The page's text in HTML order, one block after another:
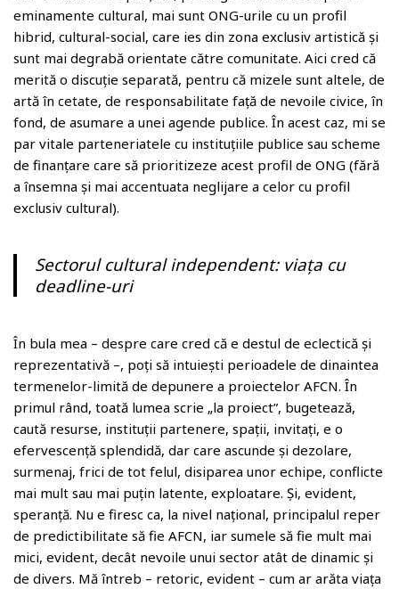
eminamente cultural, mai sunt ONG-urile cu un profil
hibrid, cultural-social, care ies din zona exclusiv artistică și
sunt mai degrabă orientate către comunitate. Aici cred că
merită o discuție separată, pentru că mizele sunt altele, de
artă în cetate, de responsabilitate față de nevoile civice, în
fond, de asumare a unei agende publice. În acest caz, mi se
par vitale parteneriatele cu instituțiile publice sau scheme
de finanțare care să prioritizeze acest profil de ONG (fără
a însemna și mai accentuata neglijare a celor cu profil
exclusiv cultural).
Sectorul cultural independent: viața cu
deadline-uri
În bula mea – despre care cred că e destul de eclectică și
reprezentativă –, poți să intuiești perioadele de dinaintea
termenelor-limită de depunere a proiectelor AFCN. În
primul rând, toată lumea scrie „la proiect”, bugetează,
caută resurse, instituții partenere, spații, invitați, e o
efervescență splendidă, dar care ascunde și dezolare,
surmenaj, frici de tot felul, disiparea unor echipe, conflicte
mai mult sau mai puțin latente, exploatare. Și, evident,
speranță. Nu e firesc ca, la nivel naţional, principalul reper
de predictibilitate să fie AFCN, iar sumele să fie mult mai
mici, evident, decât nevoile unui sector atât de dinamic și
de divers. Mă întreb – retoric, evident – cum ar arăta viața